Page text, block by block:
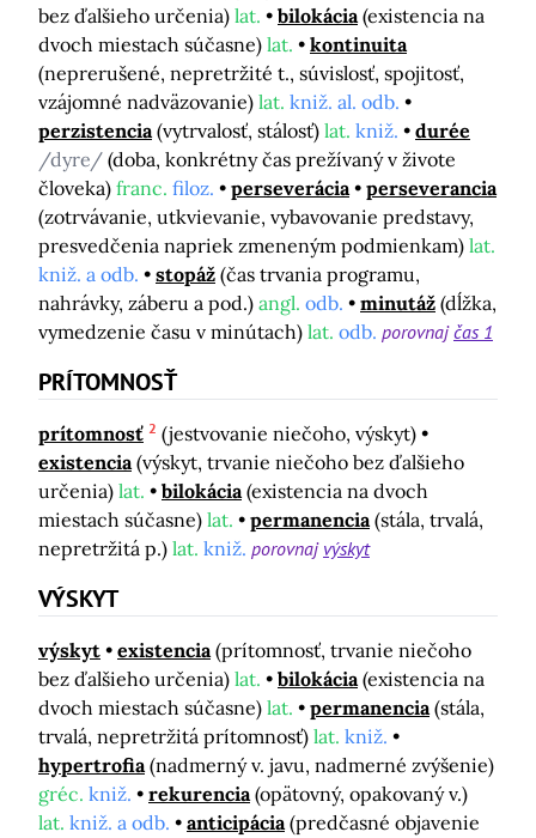
bez ďalšieho určenia) lat. bilokácia (existencia na
dvoch miestach súčasne) lat.
kontinuita
(neprerušené, nepretržité t., súvislosť, spojitosť,
vzájomné nadväzovanie) lat. kniž. al. odb.
perzistencia (vytrvalosť, stálosť) lat. kniž.
durée
/dyre/ (doba, konkrétny čas prežívaný v živote
človeka) franc. filoz. perseverácia
perseverancia
(zotrvávanie, utkvievanie, vybavovanie predstavy,
presvedčenia napriek zmeneným podmienkam) lat.
kniž. a odb.
stopáž (čas trvania programu,
nahrávky, záberu a pod.) angl. odb. minutáž (dĺžka,
vymedzenie času v minútach) lat. odb. porovnajčas 1
PRÍTOMNOSŤ
prítomnosť 2 (jestvovanie niečoho, výskyt)
existencia (výskyt, trvanie niečoho bez ďalšieho
určenia) lat. bilokácia (existencia na dvoch
miestach súčasne) lat. permanencia (stála, trvalá,
nepretržitá p.) lat. kniž. porovnaj výskyt
VÝSKYT
výskyt existencia (prítomnosť, trvanie niečoho
bez ďalšieho určenia) lat. bilokácia (existencia na
dvoch miestach súčasne) lat. permanencia (stála,
trvalá, nepretržitá prítomnosť) lat. kniž.
hypertrofia (nadmerný v. javu, nadmerné zvýšenie)
gréc. kniž. rekurencia (opätovný, opakovaný v.)
lat. kniž. a odb. anticipácia (predčasné objavenie